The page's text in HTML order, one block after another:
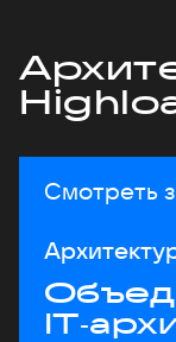
Смотреть